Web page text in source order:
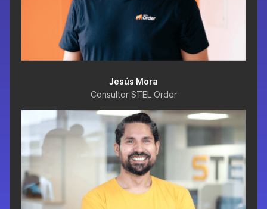
Jesús Mora
Consultor STEL Order